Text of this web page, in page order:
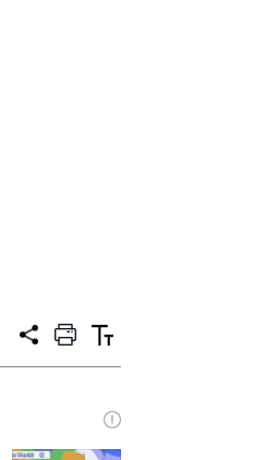
공
프
트
텍
트